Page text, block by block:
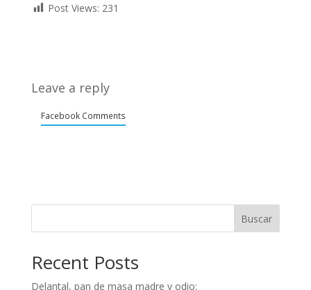
Post Views: 231
Leave a reply
Facebook Comments
Buscar
Recent Posts
Delantal, pan de masa madre y odio: